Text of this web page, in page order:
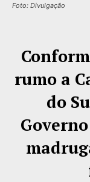
Foto: Divulgação
rumo a
do